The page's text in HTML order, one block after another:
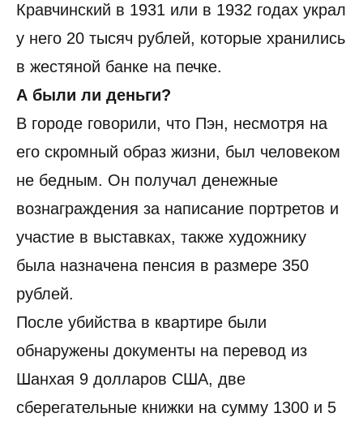
Кравчинский в 1931 или в 1932 годах украл
у него 20 тысяч рублей, которые хранились
в жестяной банке на печке.
А были ли деньги?
В городе говорили, что Пэн, несмотря на
его скромный образ жизни, был человеком
не бедным. Он получал денежные
вознаграждения за написание портретов и
участие в выставках, также художнику
была назначена пенсия в размере 350
рублей.
После убийства в квартире были
обнаружены документы на перевод из
Шанхая 9 долларов США, две
сберегательные книжки на сумму 1300 и 5